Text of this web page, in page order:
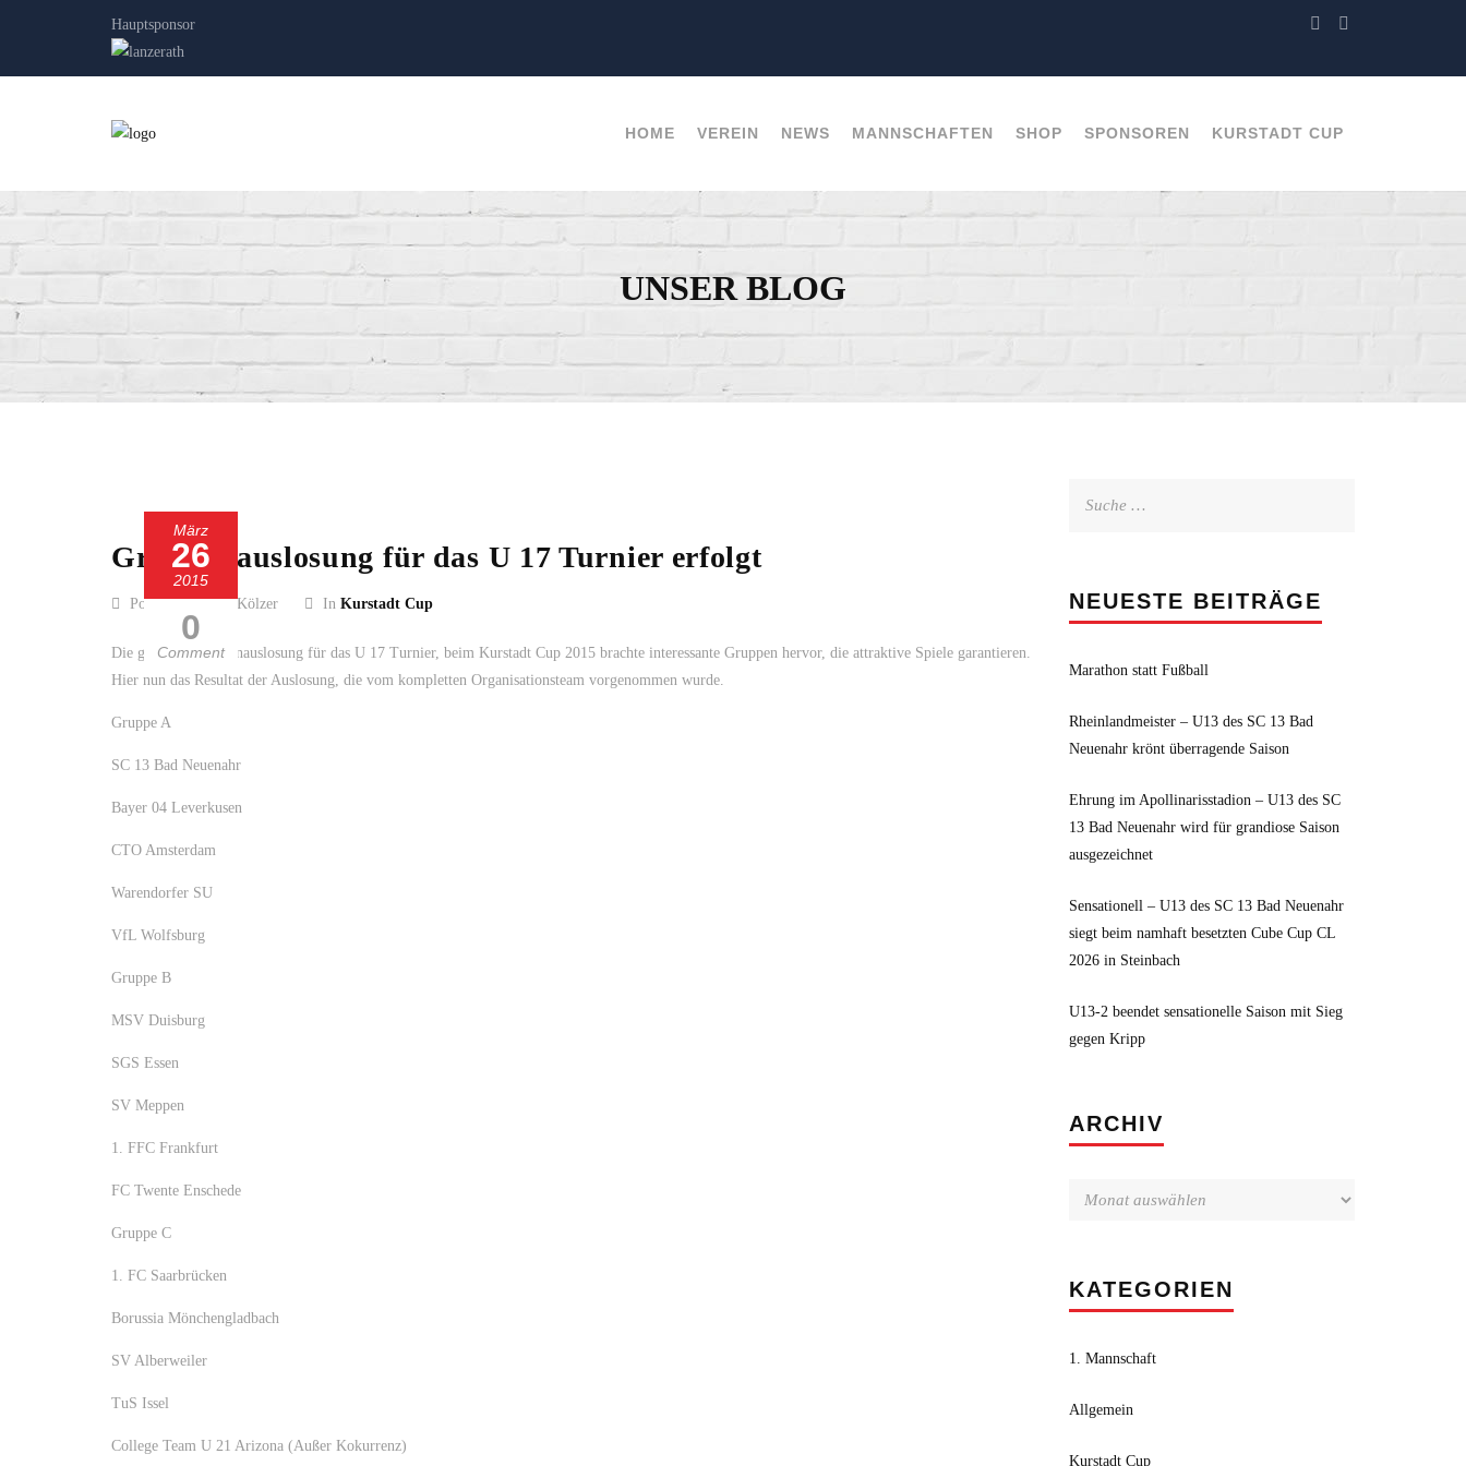
Hauptsponsor
HOME VEREIN NEWS MANNSCHAFTEN SHOP SPONSOREN KURSTADT CUP
UNSER BLOG
März
26
2015
0
Comment
Gruppenauslosung für das U 17 Turnier erfolgt
Posted by Guido Kölzer In Kurstadt Cup
Die gestrige Gruppenauslosung für das U 17 Turnier, beim Kurstadt Cup 2015 brachte interessante Gruppen hervor, die attraktive Spiele garantieren.
Hier nun das Resultat der Auslosung, die vom kompletten Organisationsteam vorgenommen wurde.
Gruppe A
SC 13 Bad Neuenahr
Bayer 04 Leverkusen
CTO Amsterdam
Warendorfer SU
VfL Wolfsburg
Gruppe B
MSV Duisburg
SGS Essen
SV Meppen
1. FFC Frankfurt
FC Twente Enschede
Gruppe C
1. FC Saarbrücken
Borussia Mönchengladbach
SV Alberweiler
TuS Issel
College Team U 21 Arizona (Außer Kokurrenz)
NEUESTE BEITRÄGE
Marathon statt Fußball
Rheinlandmeister – U13 des SC 13 Bad
Neuenahr krönt überragende Saison
Ehrung im Apollinarisstadion – U13 des SC
13 Bad Neuenahr wird für grandiose Saison
ausgezeichnet
Sensationell – U13 des SC 13 Bad Neuenahr
siegt beim namhaft besetzten Cube Cup CL
2026 in Steinbach
U13-2 beendet sensationelle Saison mit Sieg
gegen Kripp
ARCHIV
KATEGORIEN
1. Mannschaft
Allgemein
Kurstadt Cup